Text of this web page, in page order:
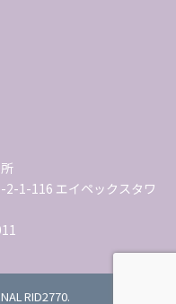
1-116 エイペックスタワ
RID2770.